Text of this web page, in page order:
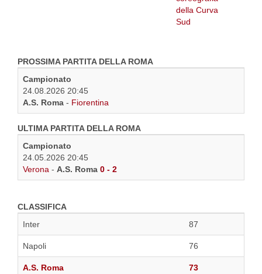
PROSSIMA PARTITA DELLA ROMA
Campionato
24.08.2026 20:45
A.S. Roma - Fiorentina
ULTIMA PARTITA DELLA ROMA
Campionato
24.05.2026 20:45
Verona - A.S. Roma 0 - 2
CLASSIFICA
Inter
87
Napoli 76
A.S. Roma 73